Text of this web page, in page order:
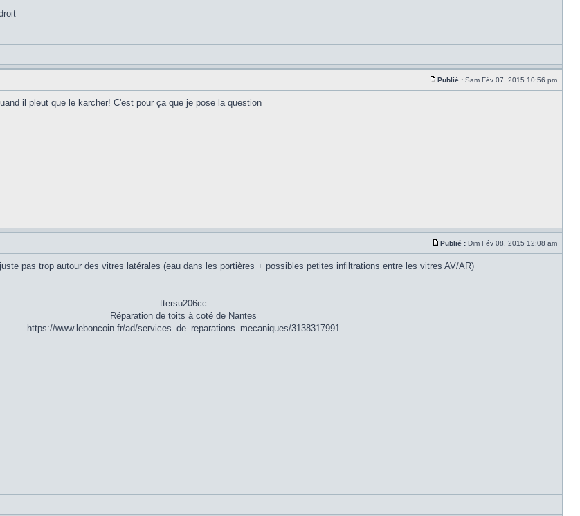
Publié : Sam Fév 07, 2015 10:56 pm
il pleut que le karcher! C'est pour ça que je pose la question
Publié : Dim Fév 08, 2015 12:08 am
pas trop autour des vitres latérales (eau dans les portières + possibles petites infiltrations entre les vitres AV/AR)
ttersu206cc
Réparation de toits à coté de Nantes
https://www.leboncoin.fr/ad/services_de_reparations_mecaniques/3138317991